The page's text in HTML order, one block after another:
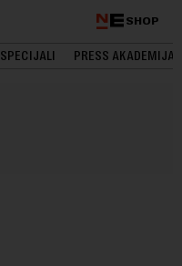
SHOP
SPECIJALI PRESS AKADEMIJA